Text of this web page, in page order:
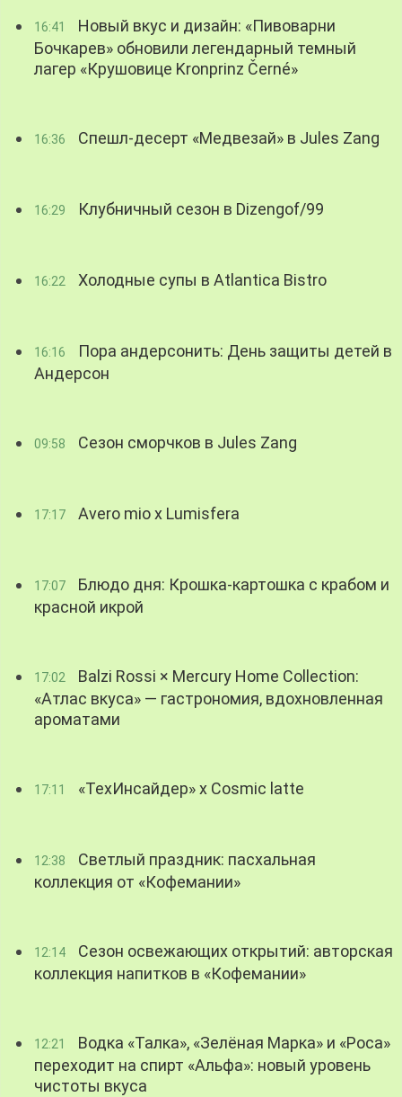
16:41
Новый вкус и дизайн: «Пивоварни
Бочкарев» обновили легендарный темный
лагер «Крушовице Kronprinz Černé»
16:36 Спешл-десерт «Медвезай» в Jules Zang
16:29 Клубничный сезон в Dizengof/99
16:22 Холодные супы в Atlantica Bistro
16:16
Пора андерсонить: День защиты детей в
Андерсон
09:58 Сезон сморчков в Jules Zang
17:17 Avero mio x Lumisfera
17:07
Блюдо дня: Крошка-картошка с крабом и
красной икрой
17:02
Balzi Rossi × Mercury Home Collection:
«Атлас вкуса» — гастрономия, вдохновленная
ароматами
17:11 «ТехИнсайдер» х Cosmic latte
12:38
Светлый праздник: пасхальная
коллекция от «Кофемании»
12:14
Сезон освежающих открытий: авторская
коллекция напитков в «Кофемании»
12:21
Водка «Талка», «Зелёная Марка» и «Роса»
переходит на спирт «Альфа»: новый уровень
чистоты вкуса